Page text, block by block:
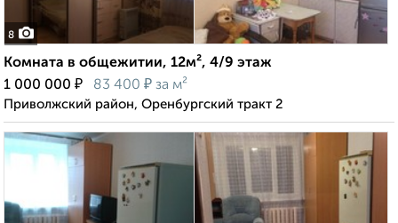
8
Комната в общежитии, 12м², 4/9 этаж
1 000 000 ₽ 83 400 ₽ за м²
Приволжский район, Оренбургский тракт 2